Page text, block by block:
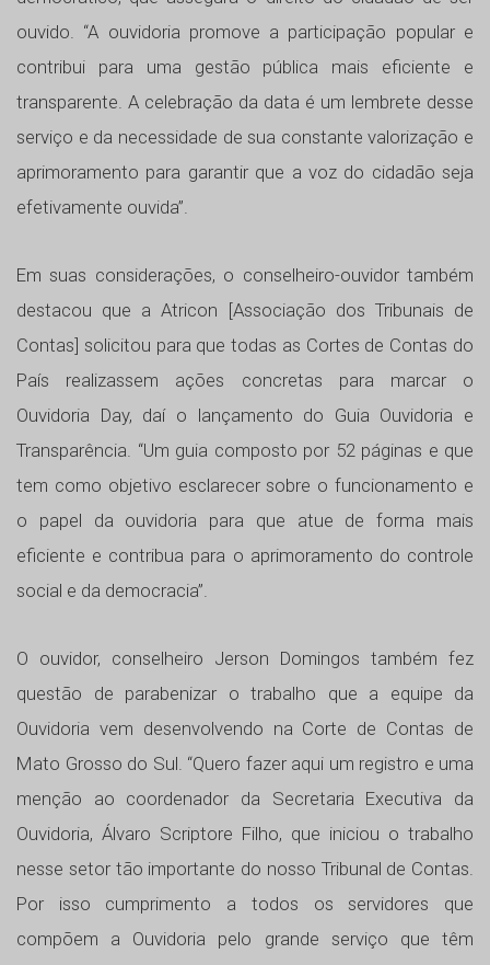
ouvido. “A ouvidoria promove a participação popular e
contribui para uma gestão pública mais eficiente e
transparente. A celebração da data é um lembrete desse
serviço e da necessidade de sua constante valorização e
aprimoramento para garantir que a voz do cidadão seja
efetivamente ouvida”.
Em suas considerações, o conselheiro-ouvidor também
destacou que a Atricon [Associação dos Tribunais de
Contas] solicitou para que todas as Cortes de Contas do
País realizassem ações concretas para marcar o
Ouvidoria Day, daí o lançamento do Guia Ouvidoria e
Transparência. “Um guia composto por 52 páginas e que
tem como objetivo esclarecer sobre o funcionamento e
o papel da ouvidoria para que atue de forma mais
eficiente e contribua para o aprimoramento do controle
social e da democracia”.
O ouvidor, conselheiro Jerson Domingos também fez
questão de parabenizar o trabalho que a equipe da
Ouvidoria vem desenvolvendo na Corte de Contas de
Mato Grosso do Sul. “Quero fazer aqui um registro e uma
menção ao coordenador da Secretaria Executiva da
Ouvidoria, Álvaro Scriptore Filho, que iniciou o trabalho
nesse setor tão importante do nosso Tribunal de Contas.
Por isso cumprimento a todos os servidores que
compõem a Ouvidoria pelo grande serviço que têm